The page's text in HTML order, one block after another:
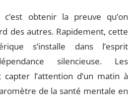
obtenir la preuve qu’on
des autres. Rapidement, cette
s’installe dans l’esprit
silencieuse. Les
l’attention d’un matin à
de la santé mentale en